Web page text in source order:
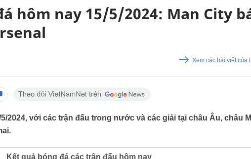
hôm nay 15/5/2024: Man City
Xem các bài viết của
2024, với các trận đấu trong nước và các giải tại châu Âu, châu
Kết quả bóng đá các trận đấu hôm nay